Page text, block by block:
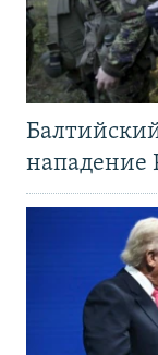
нападение